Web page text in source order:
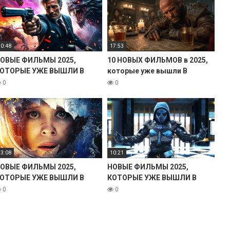
ФИЛЬМЫ 2025,
УЖЕ ВЫШЛИ В
КАЧЕСТВЕ! ЧТО
НОВИНКИ КИНО
0
17:53
10 НОВЫХ ФИЛЬМОВ в 2025,
которые уже вышли В
ХОРОШЕМ КАЧЕСТВЕ!
0
ФИЛЬМЫ 2025,
УЖЕ ВЫШЛИ В
КАЧЕСТВЕ! ЧТО
0
10:21
НОВЫЕ ФИЛЬМЫ 2025,
КОТОРЫЕ УЖЕ ВЫШЛИ В
ХОРОШЕМ КАЧЕСТВЕ! ЧТО
0